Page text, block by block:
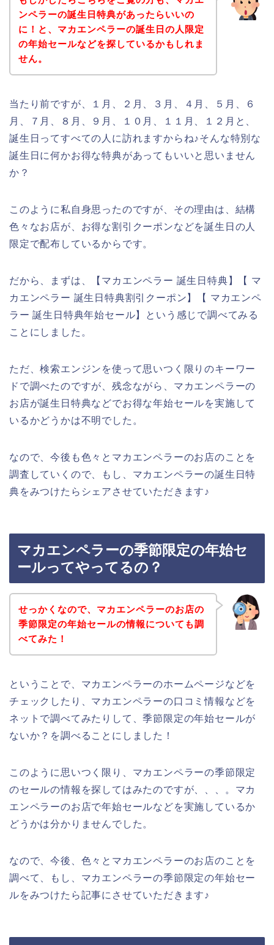
ンペラーの誕生日特典があったらいいの
に！と、マカエンペラーの誕生日の人限定
の年始セールなどを探しているかもしれま
せん。
当たり前ですが、１月、２月、３月、４月、５月、６
月、７月、８月、９月、１０月、１１月、１２月と、
誕生日ってすべての人に訪れますからね♪そんな特別な
誕生日に何かお得な特典があってもいいと思いません
か？
このように私自身思ったのですが、その理由は、結構
色々なお店が、お得な割引クーポンなどを誕生日の人
限定で配布しているからです。
だから、まずは、【マカエンペラー 誕生日特典】【 マ
カエンペラー 誕生日特典割引クーポン】【 マカエンペ
ラー 誕生日特典年始セール】という感じで調べてみる
ことにしました。
ただ、検索エンジンを使って思いつく限りのキーワー
ドで調べたのですが、残念ながら、マカエンペラーの
お店が誕生日特典などでお得な年始セールを実施して
いるかどうかは不明でした。
なので、今後も色々とマカエンペラーのお店のことを
調査していくので、もし、マカエンペラーの誕生日特
典をみつけたらシェアさせていただきます♪
マカエンペラーの季節限定の年始セ
ールってやってるの？
せっかくなので、マカエンペラーのお店の
季節限定の年始セールの情報についても調
べてみた！
ということで、マカエンペラーのホームページなどを
チェックしたり、マカエンペラーの口コミ情報などを
ネットで調べてみたりして、季節限定の年始セールが
ないか？を調べることにしました！
このように思いつく限り、マカエンペラーの季節限定
のセールの情報を探してはみたのですが、、、。マカ
エンペラーのお店で年始セールなどを実施しているか
どうかは分かりませんでした。
なので、今後、色々とマカエンペラーのお店のことを
調べて、もし、マカエンペラーの季節限定の年始セー
ルをみつけたら記事にさせていただきます♪